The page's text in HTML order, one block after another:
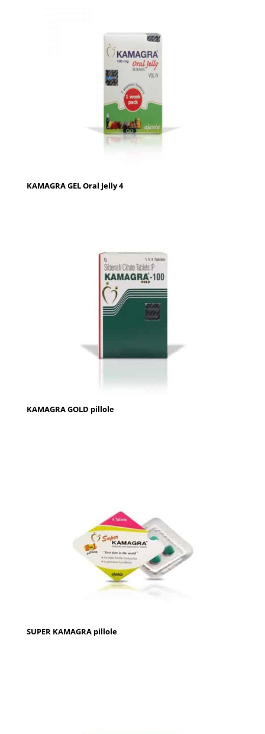
KAMAGRA GEL Oral Jelly 4
KAMAGRA GOLD pillole
SUPER KAMAGRA pillole